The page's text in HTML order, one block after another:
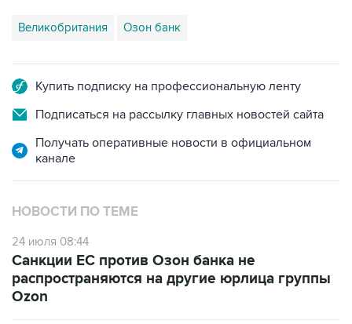
Великобритания Озон банк
Купить подписку на профессиональную ленту
Подписаться на рассылку главных новостей сайта
Получать оперативные новости в официальном
канале
НОВОСТИ ПО ТЕМЕ
24 июля 08:44
Санкции ЕС против Озон банка не
распространяются на другие юрлица группы
Ozon